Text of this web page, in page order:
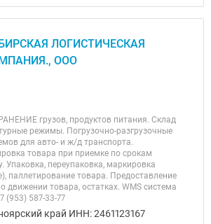
ЛОГИСТИЧЕСКАЯ
ООО
грузов, продуктов питания. Склад
режимы. Погрузочно-разгрузочные
для авто- и ж/д транспорта.
товара при приемке по срокам
Упаковка, переупаковка, маркировка
паллетирование товара. Предоставление
движении товара, остатках. WMS система
(953) 587-33-77
край ИНН: 2461123167